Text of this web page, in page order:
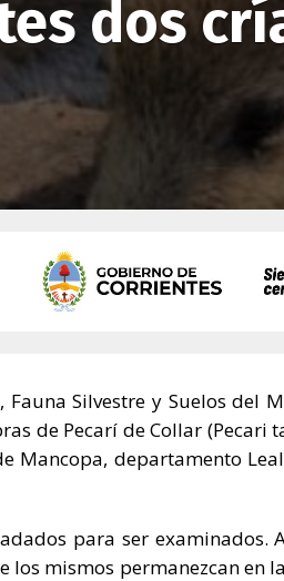
dos
Silvestre y Suelos del
de Pecarí de Collar (Pecari
Mancopa, departamento
para ser examinados.
mismos permanezcan en